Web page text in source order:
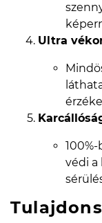
Ultra
védi a